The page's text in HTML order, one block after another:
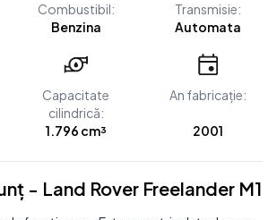
Combustibil:
Benzina
Transmisie:
Automata
Capacitate
cilindrică:
1.796 cm³
An fabricație:
2001
- Land Rover Freelander M1